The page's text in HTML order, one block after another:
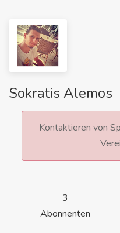
Sokratis Alemos
Kontaktieren von
3
Abonnenten